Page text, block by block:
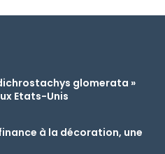
glomerata »
Etats-Unis
finance à la décoration, une